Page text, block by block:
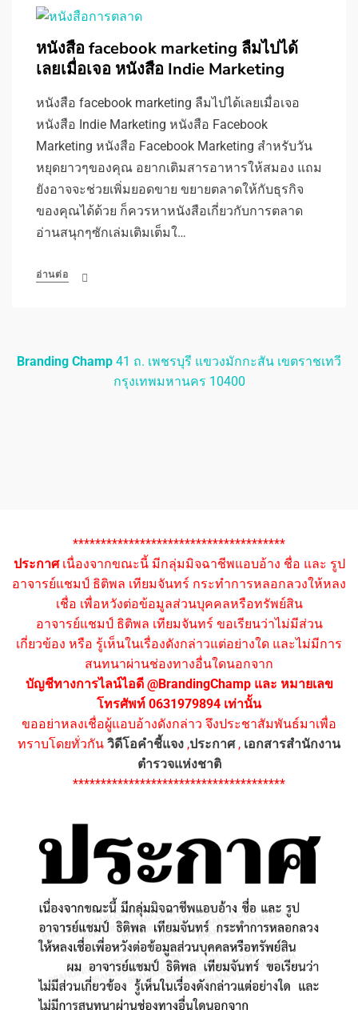
หนังสือ facebook marketing ลืมไปได้
เลยเมื่อเจอ หนังสือ Indie Marketing
หนังสือ facebook marketing ลืมไปได้เลยเมื่อเจอ
หนังสือ Indie Marketing หนังสือ Facebook
Marketing หนังสือ Facebook Marketing สำหรับวัน
หยุดยาวๆของคุณ อยากเติมสารอาหารให้สมอง แถม
ยังอาจจะช่วยเพิ่มยอดขาย ขยายตลาดให้กับธุรกิจ
ของคุณได้ด้วย ก็ควรหาหนังสือเกี่ยวกับการตลาด
อ่านสนุกๆซักเล่มเติมเต็มใ…
อ่านต่อ
Branding Champ 41 ถ. เพชรบุรี แขวงมักกะสัน เขตราชเทวี
กรุงเทพมหานคร 10400
**************************************
ประกาศเนื่องจากขณะนี้ มีกลุ่มมิจฉาชีพแอบอ้าง ชื่อ และ รูป
อาจารย์แชมป์ ธิติพล เทียมจันทร์ กระทำการหลอกลวงให้หลง
เชื่อ เพื่อหวังต่อข้อมูลส่วนบุคคลหรือทรัพย์สิน
อาจารย์แชมป์ ธิติพล เทียมจันทร์ ขอเรียนว่าไม่มีส่วน
เกี่ยวข้อง หรือ รู้เห็นในเรื่องดังกล่าวแต่อย่างใด และไม่มีการ
สนทนาผ่านช่องทางอื่นใดนอกจาก
บัญชีทางการไลน์ไอดี @BrandingChamp และ หมายเลข
โทรศัพท์ 0631979894 เท่านั้น
ขออย่าหลงเชื่อผู้แอบอ้างดังกล่าว จึงประชาสัมพันธ์มาเพื่อ
ทราบโดยทั่วกัน วิดีโอคำชี้แจง ,ประกาศ, เอกสารสำนักงาน
ตำรวจแห่งชาติ
**************************************